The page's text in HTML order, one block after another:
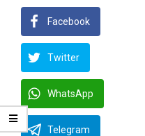
Facebook
Twitter
WhatsApp
Telegram